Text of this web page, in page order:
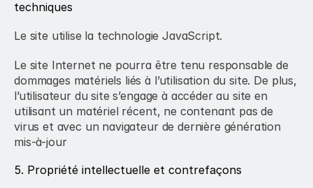
techniques
Le site utilise la technologie JavaScript.
Le site Internet ne pourra être tenu responsable de
dommages matériels liés à l’utilisation du site. De plus,
l’utilisateur du site s’engage à accéder au site en
utilisant un matériel récent, ne contenant pas de
virus et avec un navigateur de dernière génération
mis-à-jour
5. Propriété intellectuelle et contrefaçons